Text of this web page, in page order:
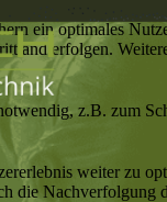
ein optimales
erfolgen.
z.B. zum
weiter zu
die Nachverfolgung